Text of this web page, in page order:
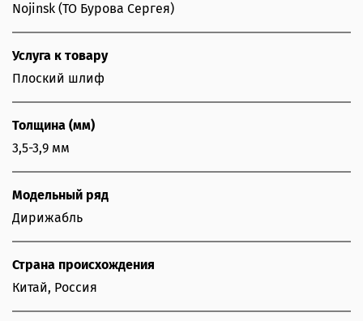
Nojinsk (ТО Бурова Сергея)
Услуга к товару
Плоский шлиф
Толщина (мм)
3,5-3,9 мм
Модельный ряд
Дирижабль
Страна происхождения
Китай, Россия